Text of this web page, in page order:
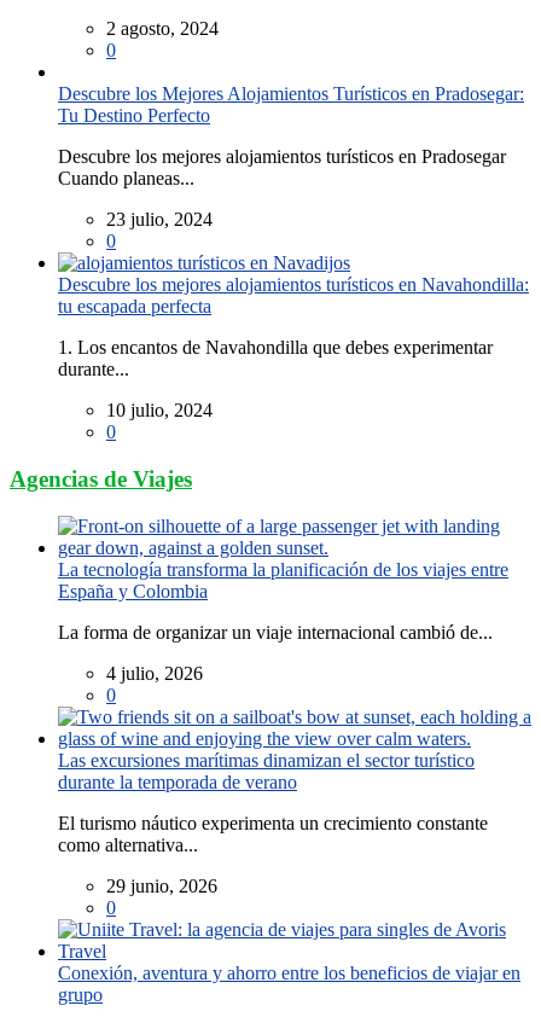
2 agosto, 2024
0
Descubre los Mejores Alojamientos Turísticos en Pradosegar:
Tu Destino Perfecto
Descubre los mejores alojamientos turísticos en Pradosegar
Cuando planeas...
23 julio, 2024
0
Descubre los mejores alojamientos turísticos en Navahondilla:
tu escapada perfecta
1. Los encantos de Navahondilla que debes experimentar
durante...
10 julio, 2024
0
Agencias de Viajes
La tecnología transforma la planificación de los viajes entre
España y Colombia
La forma de organizar un viaje internacional cambió de...
4 julio, 2026
0
Las excursiones marítimas dinamizan el sector turístico
durante la temporada de verano
El turismo náutico experimenta un crecimiento constante
como alternativa...
29 junio, 2026
0
Conexión, aventura y ahorro entre los beneficios de viajar en
grupo